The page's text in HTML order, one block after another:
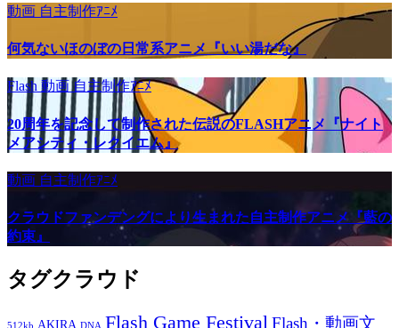
動画 自主制作ｱﾆﾒ
何気ないほのぼの日常系アニメ『いい湯だな』
Flash 動画自主制作ｱﾆﾒ
20周年を記念して制作された伝説のFLASHアニメ『ナイト
メアシティ・レクイエム』
動画 自主制作ｱﾆﾒ
クラウドファンデングにより生まれた自主制作アニメ『藍の
約束』
タグクラウド
512kb AKIRA DNA Flash Game FestivalFlash・動画文